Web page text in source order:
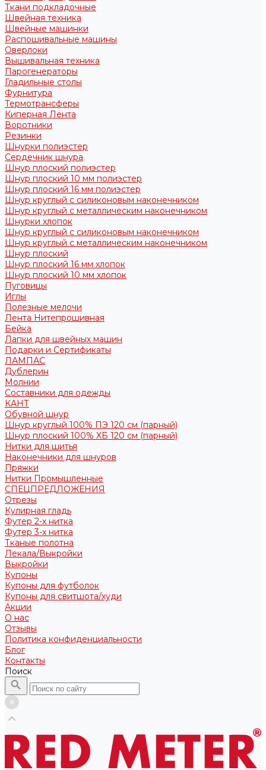
Ткани подкладочные
Швейная техника
Швейные машинки
Распошивальные машины
Оверлоки
Вышивальная техника
Парогенераторы
Гладильные столы
Фурнитура
Термотрансферы
Киперная Лента
Воротники
Резинки
Шнурки полиэстер
Сердечник шнура
Шнур плоский полиэстер
Шнур плоский 10 мм полиэстер
Шнур плоский 16 мм полиэстер
Шнур круглый с силиконовым наконечником
Шнур круглый с металлическим наконечником
Шнурки хлопок
Шнур круглый с силиконовым наконечником
Шнур круглый с металлическим наконечником
Шнур плоский
Шнур плоский 16 мм хлопок
Шнур плоский 10 мм хлопок
Пуговицы
Иглы
Полезные мелочи
Лента Нитепрошивная
Бейка
Лапки для швейных машин
Подарки и Сертификаты
ЛАМПАС
Дублерин
Молнии
Составники для одежды
КАНТ
Обувной шнур
Шнур круглый 100% ПЭ 120 см (парный)
Шнур плоский 100% ХБ 120 см (парный)
Нитки для шитья
Наконечники для шнуров
Пряжки
Нитки Промышленные
СПЕЦПРЕДЛОЖЕНИЯ
Отрезы
Кулирная гладь
Футер 2-х нитка
Футер 3-х нитка
Тканые полотна
Лекала/Выкройки
Выкройки
Купоны
Купоны для футболок
Купоны для свитшота/худи
Акции
О нас
Отзывы
Политика конфиденциальности
Блог
Контакты
Поиск